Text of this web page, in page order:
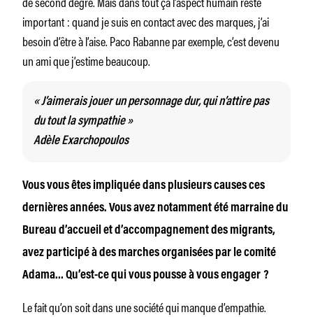
important : quand je suis en contact avec des marques, j’ai
besoin d’être à l’aise. Paco Rabanne par exemple, c’est devenu
un ami que j’estime beaucoup.
« J’aimerais jouer un personnage dur, qui n’attire pas
du tout la sympathie »
Adèle Exarchopoulos
Vous vous êtes impliquée dans plusieurs causes ces
dernières années. Vous avez notamment été marraine du
Bureau d’accueil et d’accompagnement des migrants,
avez participé à des marches organisées par le comité
Adama… Qu’est-ce qui vous pousse à vous engager ?
Le fait qu’on soit dans une société qui manque d’empathie.